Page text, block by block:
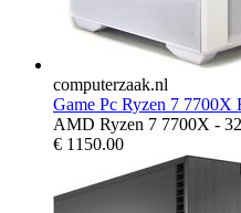
computerzaak.nl
Game Pc Ryzen 7 7700X
AMD Ryzen 7 7700X -
€ 1150.00